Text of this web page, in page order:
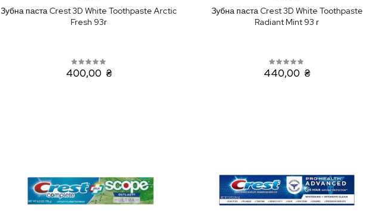
Зубна паста Crest 3D White Toothpaste Arctic
Fresh 93г
400,00 ₴
Зубна паста Crest 3D White Toothpaste
Radiant Mint 93 г
440,00 ₴